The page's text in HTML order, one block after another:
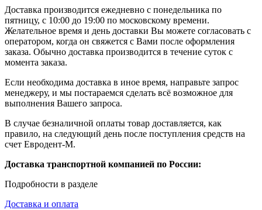
Доставка производится ежедневно с понедельника по
пятницу, с 10:00 до 19:00 по московскому времени.
Желательное время и день доставки Вы можете согласовать с
оператором, когда он свяжется с Вами после оформления
заказа. Обычно доставка производится в течение суток с
момента заказа.
Если необходима доставка в иное время, направьте запрос
менеджеру, и мы постараемся сделать всё возможное для
выполнения Вашего запроса.
В случае безналичной оплаты товар доставляется, как
правило, на следующий день после поступления средств на
счет Евродент-М.
Доставка транспортной компанией по России:
Подробности в разделе
Доставка и оплата